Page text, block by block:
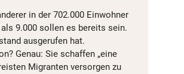
in der 702.000 Einwohner
9.000 sollen es bereits sein.
ausgerufen hat.
Genau: Sie schaffen „eine
Migranten versorgen zu